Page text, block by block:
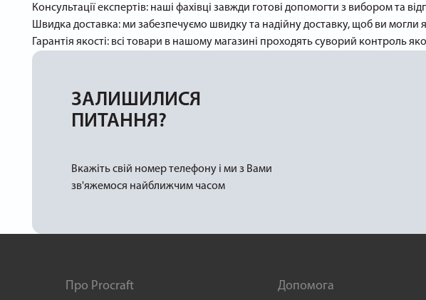
Консультації експертів: наші фахівці завжди готові допомогти з вибором та
Швидка доставка: ми забезпечуємо швидку та надійну доставку, щоб ви
Гарантія якості: всі товари в нашому магазині проходять суворий контроль
ЗАЛИШИЛИСЯ
ПИТАННЯ?
Вкажіть свій номер телефону і ми з Вами
зв'яжемося найближчим часом
Про Procraft Допомога